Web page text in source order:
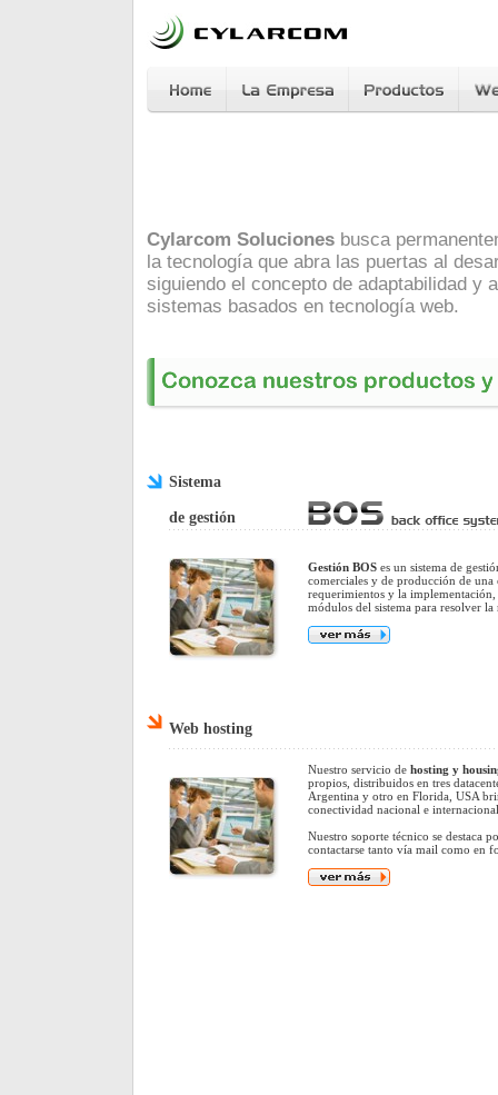
Cylarcom Solucionesbusca
la tecnología que abra las puertas al
siguiendo el concepto de adaptabilidad y
sistemas basados en tecnología web.
Sistema
de gestión
Gestión BOSes un sistema de
comerciales y de producción de una
requerimientos y la implementación,
módulos del sistema para resolver la
Web hosting
Nuestro servicio de hosting y
propios, distribuidos en tres
Argentina y otro en Florida, USA
conectividad nacional e
Nuestro soporte técnico se destaca
contactarse tanto vía mail como en